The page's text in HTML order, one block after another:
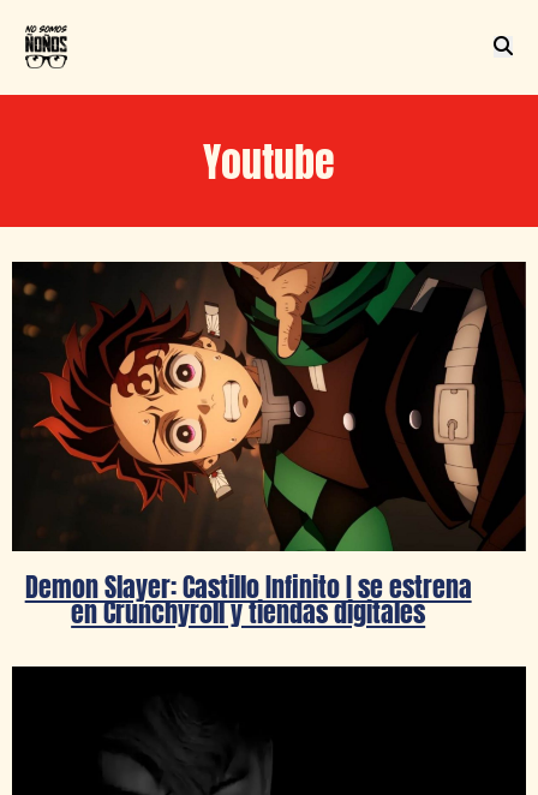
Youtube
Demon Slayer: Castillo Infinito I se estrena
en Crunchyroll y tiendas digitales